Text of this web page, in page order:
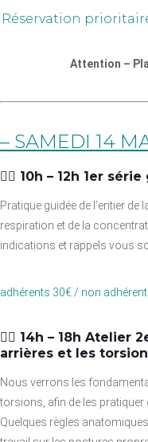
Réservation
Attention –
– SAMEDI 14
👉🏼 10h – 12h 1er
Pratique guidée de l’entier de
respiration et de la
indications et rappels vous
adhérents 30€ / non
👉🏼 14h – 18h Atelier
arrières et les
Nous verrons les
torsions, afin de les pratiquer
Quelques règles